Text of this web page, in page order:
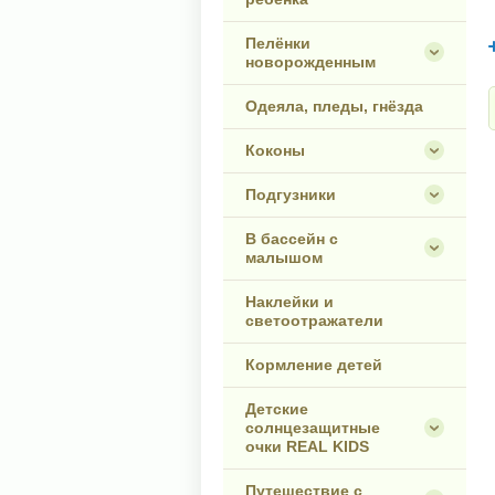
Пелёнки
новорожденным
Одеяла, пледы, гнёзда
Коконы
Подгузники
В бассейн с
малышом
Наклейки и
светоотражатели
Кормление детей
Детские
солнцезащитные
очки REAL KIDS
Путешествие с